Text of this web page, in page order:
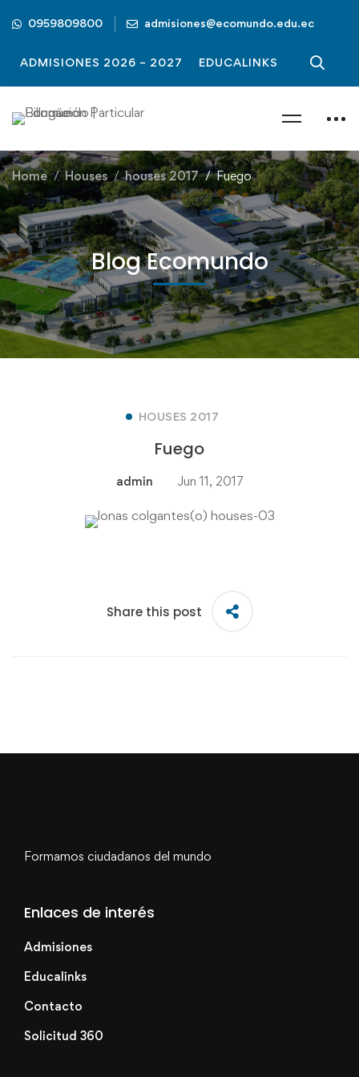
0959809800 admisiones@ecomundo.edu.ec
ADMISIONES 2026 – 2027 EDUCALINKS
Home Houses houses 2017 Fuego
Blog Ecomundo
HOUSES 2017
Fuego
admin Jun 11, 2017
Share this post
Formamos ciudadanos del mundo
Enlaces de interés
Admisiones
Educalinks
Contacto
Solicitud 360